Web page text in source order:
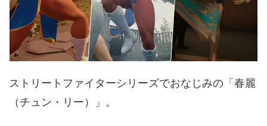
ストリートファイターシリーズでおなじみの「春麗
（チュン・リー）」。